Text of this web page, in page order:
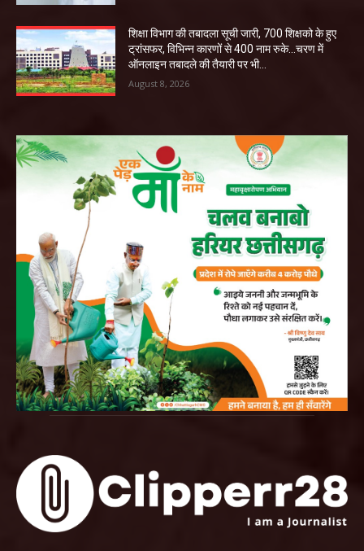
शिक्षा विभाग की तबादला सूची जारी, 700 शिक्षको के हुए
ट्रांसफर, विभिन्न कारणों से 400 नाम रुके…चरण में
ऑनलाइन तबादले की तैयारी पर भी...
August 8, 2026